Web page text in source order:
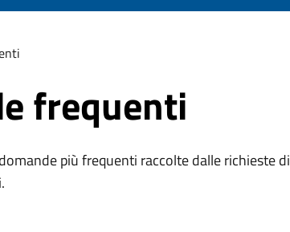
frequenti
più frequenti raccolte dalle richieste di